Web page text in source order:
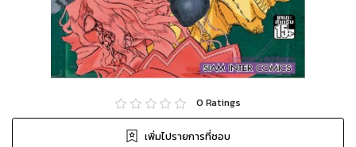
0 Ratings
เพิ่มไปรายการที่ชอบ